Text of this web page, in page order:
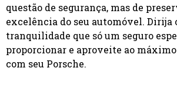
questão de segurança, mas de
excelência do seu automóvel. Dirija
tranquilidade que só um seguro
proporcionar e aproveite ao
com seu Porsche.